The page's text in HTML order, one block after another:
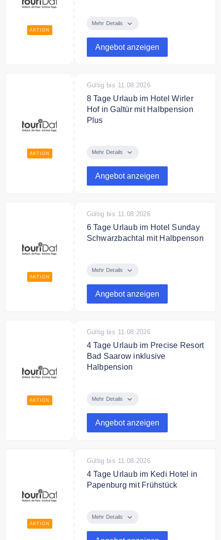
AKTION
(Westf.)/Teutoburger Wald – statt
383,00 € jetzt 199,99 €.
Verfügbarkeit vorausgesetzt.
Keine Barauszahlung. Es gelten
die AGB von touriDat.
Mehr Details
Angebot anzeigen
AKTION
Gültig bis 11.08.2026
8 Tage Urlaub im Hotel Wirler
Hof in Galtür mit Halbpension
Plus
Galtür/Tirol – statt 1.927,00 € jetzt
1.111,00 €.
Verfügbarkeit vorausgesetzt.
Keine Barauszahlung. Es gelten
die AGB von touriDat.
Mehr Details
Angebot anzeigen
AKTION
Gültig bis 11.08.2026
6 Tage Urlaub im Hotel Sunday
Schwarzbachtal mit Halbpenson
Markneukirchen/Vogtland – statt
1.220,00 € jetzt 666,00 €.
Verfügbarkeit vorausgesetzt.
Keine Barauszahlung. Es gelten
die AGB von touriDat.
Mehr Details
Angebot anzeigen
AKTION
Gültig bis 11.08.2026
4 Tage Urlaub im Precise Resort
Bad Saarow inklusive
Halbpension
Saarow/Brandenburg – statt
868,00 € jetzt 496,99 €.
Verfügbarkeit vorausgesetzt.
Keine Barauszahlung. Es gelten
die AGB von touriDat.
Mehr Details
Angebot anzeigen
AKTION
Gültig bis 11.08.2026
4 Tage Urlaub im Kedi Hotel in
Papenburg mit Frühstück
– statt 359,00 € jetzt 199,99 €.
Mehr Details